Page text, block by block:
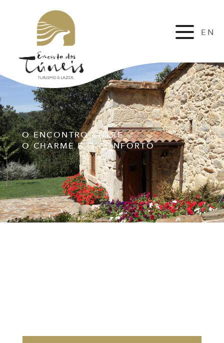
EN
O ENCONTRO ENTRE
O CHARME E O CONFORTO